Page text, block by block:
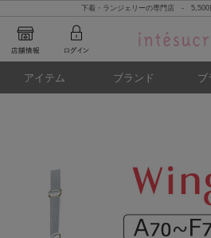
下着・ランジェリーの専門店 -
アイテム ブランド ブ